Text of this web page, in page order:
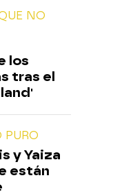
NO
los
tras el
PURO
y Yaiza
están